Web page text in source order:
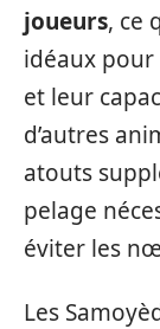
joueurs, ce
idéaux pour
et leur
d’autres
atouts
pelage
éviter les
Les